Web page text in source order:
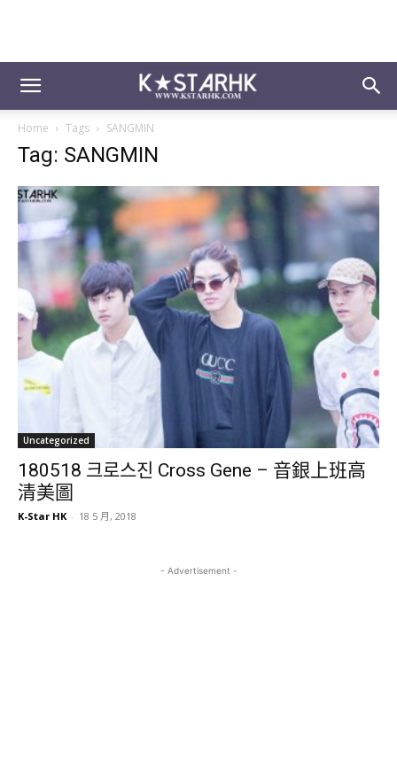
Home Tags SANGMIN
Tag: SANGMIN
Uncategorized
180518 크로스진 Cross Gene – 音銀上班高
清美圖
K-Star HK - 18 5 月, 2018
- Advertisement -